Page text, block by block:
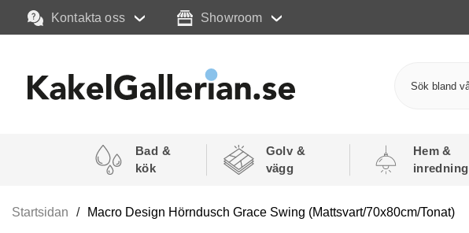
Kontakta oss Showroom
Bad &
kök
Golv &
vägg
Hem &
inredning
Startsidan Macro Design Hörndusch Grace Swing (Mattsvart/70x80cm/Tonat)